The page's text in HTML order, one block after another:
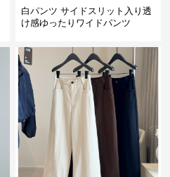
白パンツ サイドスリット入り透
け感ゆったりワイドパンツ